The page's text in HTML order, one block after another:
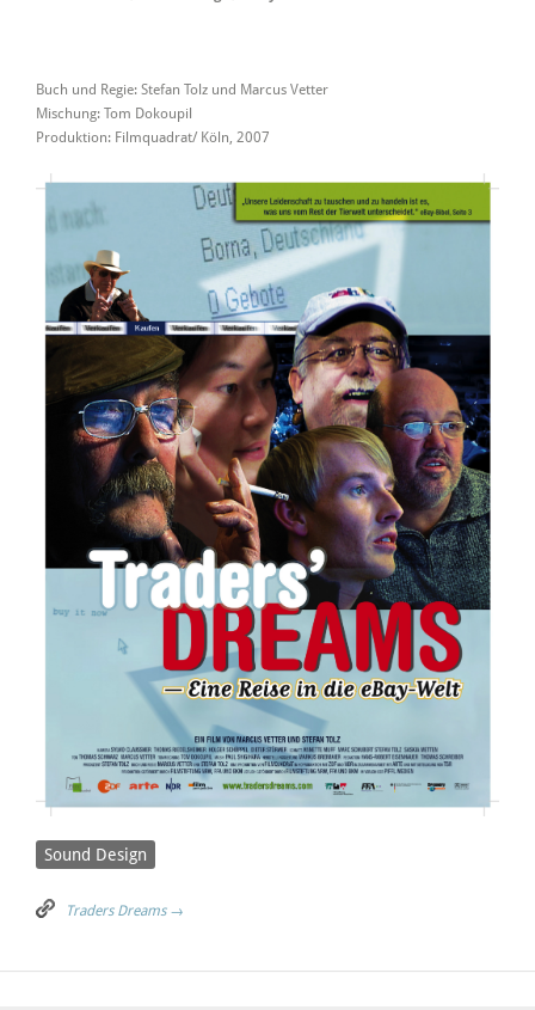
Buch und Regie: Stefan Tolz und Marcus Vetter
Mischung: Tom Dokoupil
Produktion: Filmquadrat/ Köln, 2007
Sound Design
Traders Dreams →